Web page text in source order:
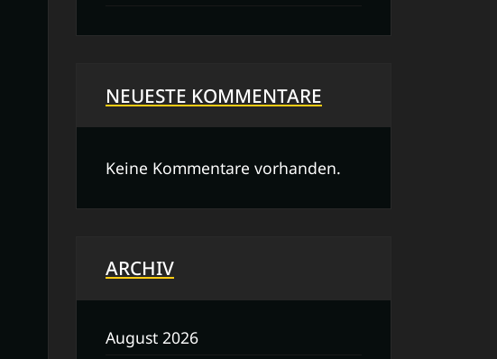
NEUESTE KOMMENTARE
Keine Kommentare vorhanden.
ARCHIV
August 2026